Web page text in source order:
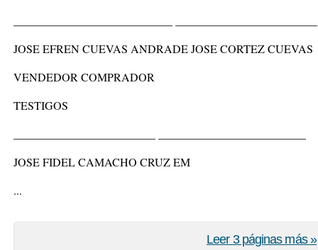
JOSE EFREN CUEVAS ANDRADE JOSE CORTEZ CUEVAS
VENDEDOR COMPRADOR
TESTIGOS
JOSE FIDEL CAMACHO CRUZ EM
...
Leer 3 páginas más »